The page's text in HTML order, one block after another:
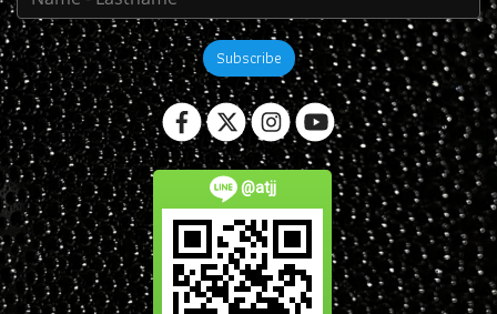
Subscribe
@atjj